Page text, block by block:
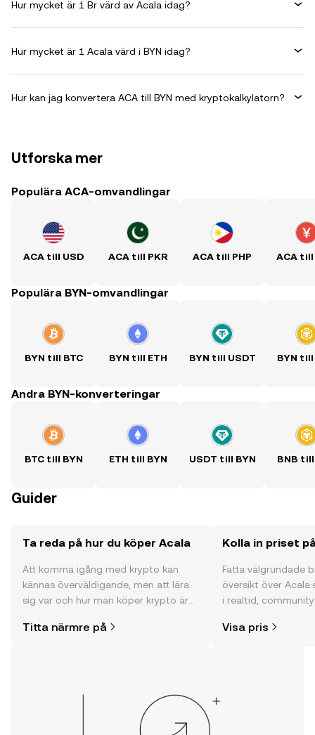
Hur mycket är 1 Br värd av Acala idag?
Hur mycket är 1 Acala värd i BYN idag?
Hur kan jag konvertera ACA till BYN med kryptokalkylatorn?
Utforska mer
Populära ACA-omvandlingar
ACA till USD ACA till PKR ACA till PHP ACA till
Populära BYN-omvandlingar
BYN till BTC BYN till ETH BYN till USDT BYN till
Andra BYN-konverteringar
BTC till BYN ETH till BYN USDT till BYN BNB till
Guider
Ta reda på hur du köper Acala
Att komma igång med krypto kan
kännas överväldigande, men att lära
sig var och hur man köper krypto är
din resa på OKX mobilapp eller direkt
Titta närmre på
Kolla in priset
Fatta välgrundade
översikt över
i realtid,
Visa pris